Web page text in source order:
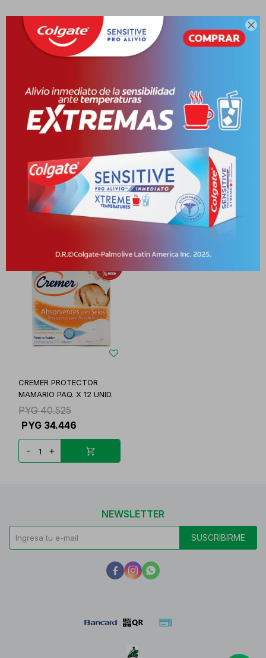

SILICONADAS X 2 CJ
PYG 144.829
123.105
- +
NOSOTRAS LACTI
PROTECTOR DE
LACTANCIA PA
PYG 35.465
PYG 14.186
+
CREMER PROTECTOR
MAMARIO PAQ. X 12 UNID.
PYG 40.525
PYG 34.446
- +
NEWSLETTER
SUSCRIBIRME
  